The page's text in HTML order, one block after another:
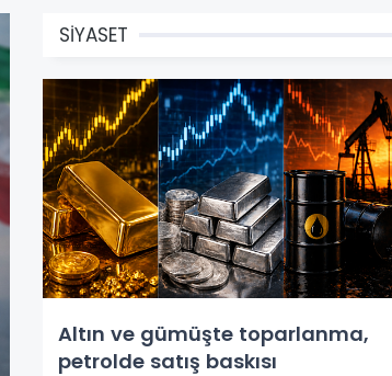
SİYASET
Altın ve gümüşte toparlanma,
petrolde satış baskısı